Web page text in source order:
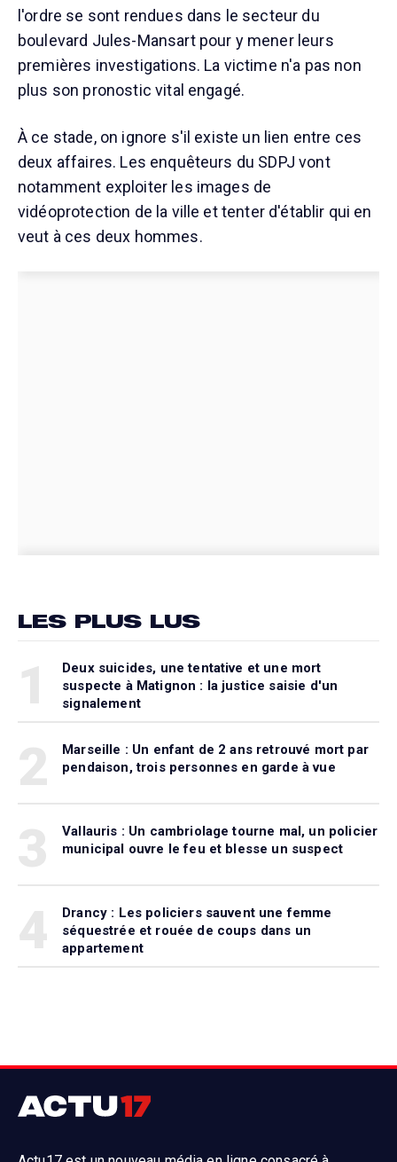
l'ordre se sont rendues dans le secteur du
boulevard Jules-Mansart pour y mener leurs
premières investigations. La victime n'a pas non
plus son pronostic vital engagé.
À ce stade, on ignore s'il existe un lien entre ces
deux affaires. Les enquêteurs du SDPJ vont
notamment exploiter les images de
vidéoprotection de la ville et tenter d'établir qui en
veut à ces deux hommes.
LES PLUS LUS
Deux suicides, une tentative et une mort
suspecte à Matignon : la justice saisie d'un
signalement
Marseille : Un enfant de 2 ans retrouvé mort par
pendaison, trois personnes en garde à vue
Vallauris : Un cambriolage tourne mal, un policier
municipal ouvre le feu et blesse un suspect
Drancy : Les policiers sauvent une femme
séquestrée et rouée de coups dans un
appartement